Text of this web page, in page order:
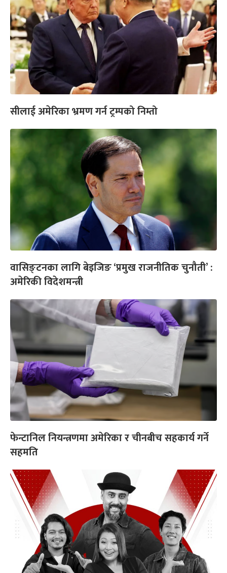
सीलाई अमेरिका भ्रमण गर्न ट्रम्पको निम्तो
वासिङ्टनका लागि बेइजिङ ‘प्रमुख राजनीतिक चुनौती’ :
अमेरिकी विदेशमन्त्री
फेन्टानिल नियन्त्रणमा अमेरिका र चीनबीच सहकार्य गर्ने
सहमति